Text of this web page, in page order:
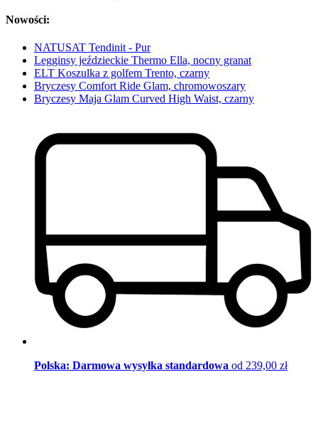
Nowości:
NATUSAT Tendinit - Pur
Legginsy jeździeckie Thermo Ella, nocny granat
ELT Koszulka z golfem Trento, czarny
Bryczesy Comfort Ride Glam, chromowoszary
Bryczesy Maja Glam Curved High Waist, czarny
Polska: Darmowa wysyłka standardowa od 239,00 zł